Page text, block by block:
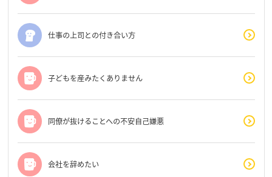
仕事の上司との付き合い方
子どもを産みたくありません
同僚が抜けることへの不安自己嫌悪
会社を辞めたい